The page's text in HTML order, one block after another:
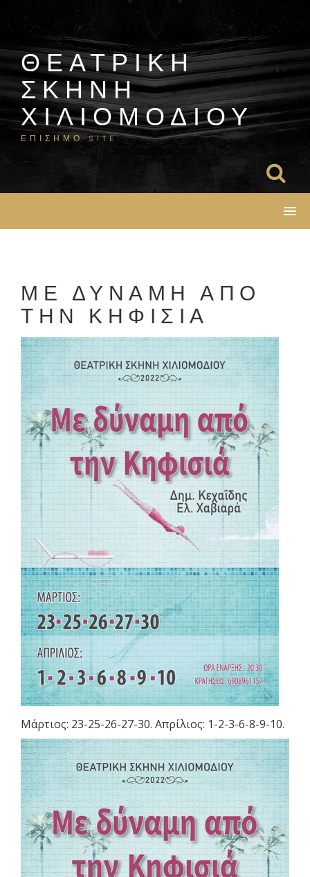
to
ΘΕΑΤΡΙΚΗ
ΣΚΗΝΗ
ΧΙΛΙΟΜΟΔΙΟΥ
ΕΠΙΣΗΜΟ SITE
ΜΕ ΔΥΝΑΜΗ ΑΠΟ
ΤΗΝ ΚΗΦΙΣΙΑ
Μάρτιος: 23-25-26-27-30. Απρίλιος: 1-2-3-6-8-9-10.